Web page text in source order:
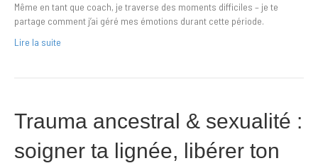
Même en tant que coach, je traverse des moments difficiles – je te
partage comment j’ai géré mes émotions durant cette période.
Lire la suite
Trauma ancestral & sexualité :
soigner ta lignée, libérer ton